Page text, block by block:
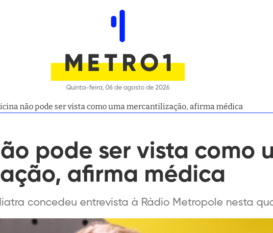
Quinta-feira, 06 de agosto de 2026
não pode ser vista como uma mercantilização, afirma médica
pode ser vista como
afirma médica
concedeu entrevista à Rádio Metropole nesta